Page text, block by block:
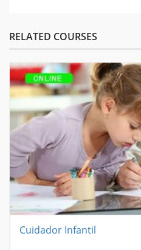
RELATED COURSES
Cuidador Infantil